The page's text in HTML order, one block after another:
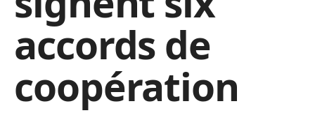
accords de
coopération